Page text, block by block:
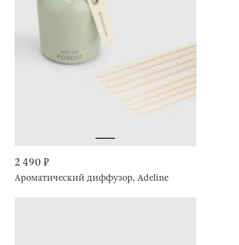
2 490 ₽
Ароматический диффузор, Adeline